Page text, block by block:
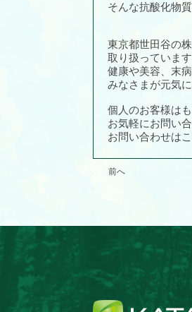
そんな抗酸化物
東京都世田谷の
取り扱っています
健康や美容、末
みなさまが元気
個人のお客様は
お気軽にお問い
お問い合わせは
前へ